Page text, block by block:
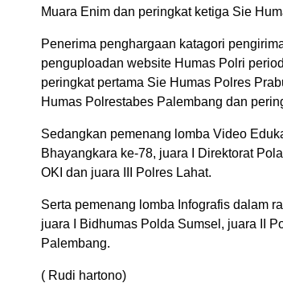
Muara Enim dan peringkat ketiga Sie
Penerima penghargaan katagori
penguploadan website Humas Polri
peringkat pertama Sie Humas Polres
Humas Polrestabes Palembang dan
Sedangkan pemenang lomba Video
Bhayangkara ke-78, juara I Direktorat
OKI dan juara III Polres Lahat.
Serta pemenang lomba Infografis dalam
juara I Bidhumas Polda Sumsel, juara II
Palembang.
( Rudi hartono)